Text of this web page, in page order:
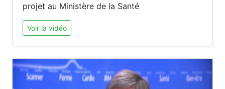
projet au Ministère de la Santé
Voir la vidéo